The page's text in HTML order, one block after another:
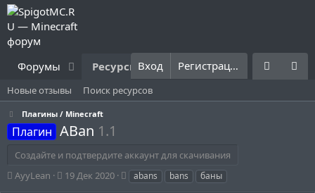
Форумы Ресурсы Что нового? Правила
Вход Регистрация
Новые отзывы Поиск ресурсов
Плагины / Minecraft
Плагин ABan 1.1
Создайте и подтвердите аккаунт для скачивания
А
AyyLean
Д19 Дек 2020
Т abans bans баны